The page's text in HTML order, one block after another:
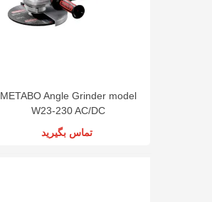
METABO Angle Grinder model
W23-230 AC/DC
تماس بگیرید